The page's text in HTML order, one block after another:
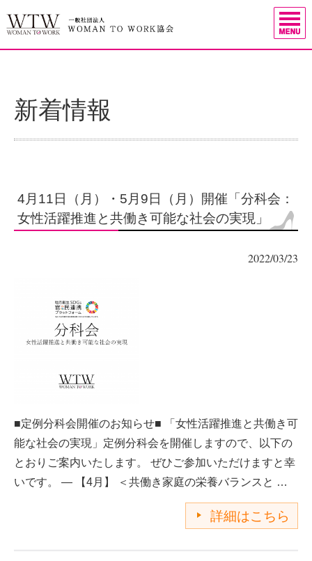
新着情報
4月11日（月）・5月9日（月）開催「分科会：
女性活躍推進と共働き可能な社会の実現」
2022/03/23
■定例分科会開催のお知らせ■ 「女性活躍推進と共働き可
能な社会の実現」定例分科会を開催しますので、以下の
とおりご案内いたします。 ぜひご参加いただけますと幸
いです。 — 【4月】 ＜共働き家庭の栄養バランスと …
詳細はこちら